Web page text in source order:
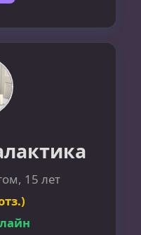
15 лет